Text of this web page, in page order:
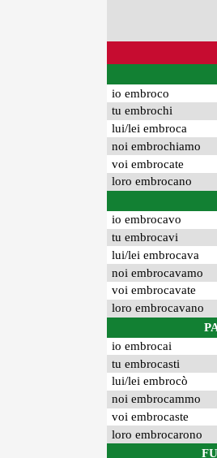
io embroco
tu embrochi
lui/lei embroca
noi embrochiamo
voi embrocate
loro embrocano
io embrocavo
tu embrocavi
lui/lei embrocava
noi embrocavamo
voi embrocavate
loro embrocavano
io embrocai
tu embrocasti
lui/lei embrocò
noi embrocammo
voi embrocaste
loro embrocarono